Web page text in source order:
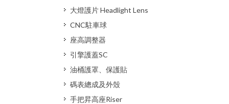
大燈護片 Headlight Lens
CNC駐車球
座高調整器
引擎護蓋SC
油桶護罩、保護貼
碼表總成及外殼
手把昇高座Riser